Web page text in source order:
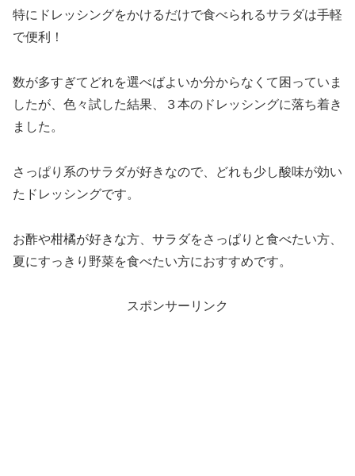
特にドレッシングをかけるだけで食べられるサラダは手軽
で便利！
数が多すぎてどれを選べばよいか分からなくて困っていま
したが、色々試した結果、３本のドレッシングに落ち着き
ました。
さっぱり系のサラダが好きなので、どれも少し酸味が効い
たドレッシングです。
お酢や柑橘が好きな方、サラダをさっぱりと食べたい方、
夏にすっきり野菜を食べたい方におすすめです。
スポンサーリンク